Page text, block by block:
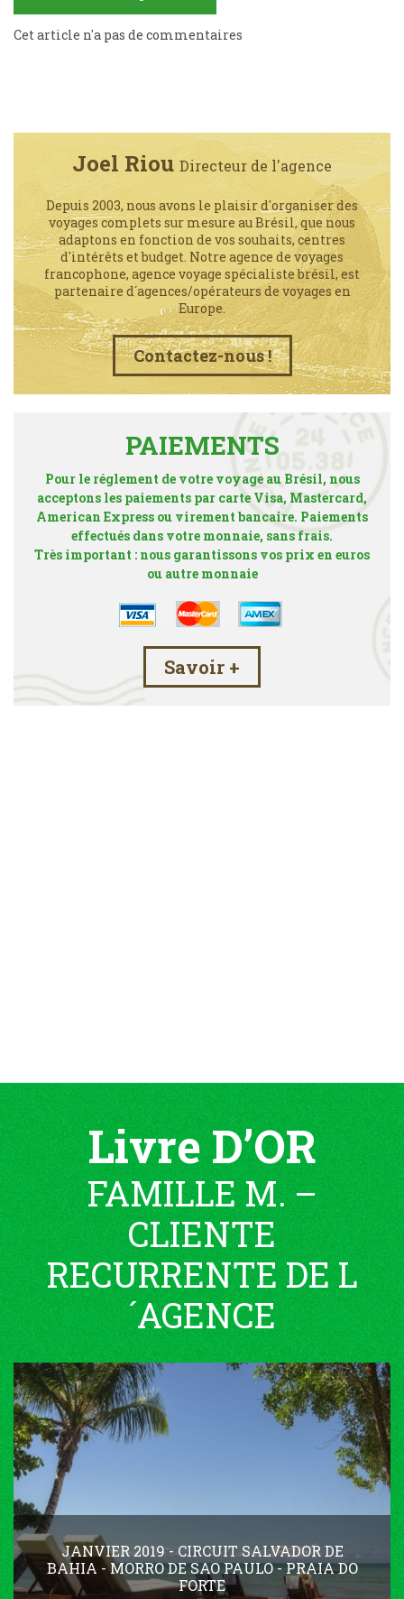
Cet article n'a pas de commentaires
Joel Riou Directeur de l'agence
Depuis 2003, nous avons le plaisir d'organiser des
voyages complets sur mesure au Brésil, que nous
adaptons en fonction de vos souhaits, centres
d'intérêts et budget. Notre agence de voyages
francophone, agence voyage spécialiste brésil, est
partenaire d´agences/opérateurs de voyages en
Europe.
Contactez-nous !
PAIEMENTS
Pour le réglement de votre voyage au Brésil, nous
acceptons les paiements par carte Visa, Mastercard,
American Express ou virement bancaire. Paiements
effectués dans votre monnaie, sans frais.
Très important : nous garantissons vos prix en euros
ou autre monnaie
Savoir +
Livre D’OR
FAMILLE M. –
CLIENTE
RECURRENTE DE L
´AGENCE
JANVIER 2019 - CIRCUIT SALVADOR DE
BAHIA - MORRO DE SAO PAULO - PRAIA DO
FORTE